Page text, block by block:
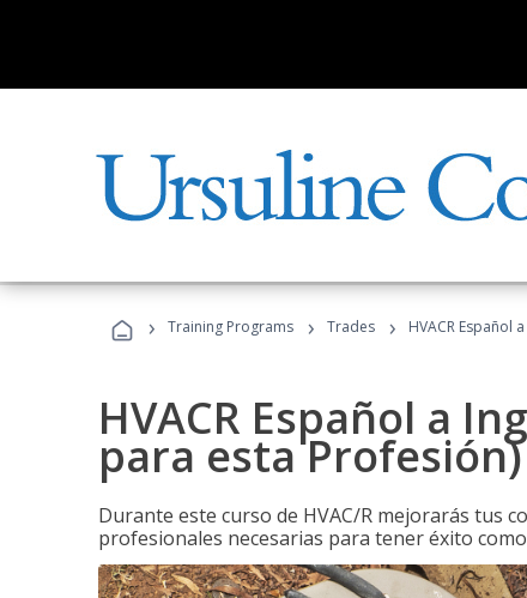
› Training Programs › Trades › HVACR Español
HVACR Español a
para esta Profesión)
Durante este curso de HVAC/R mejorarás tus
profesionales necesarias para tener éxito